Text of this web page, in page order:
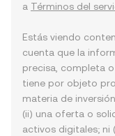
a Términos del
Estás viendo
cuenta que la
precisa, completa
tiene por objeto
materia de
(ii) una oferta o
activos digitales; ni